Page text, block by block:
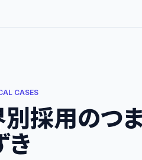
CASES
別採用のつ
き